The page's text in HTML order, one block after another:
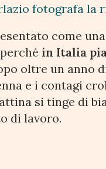
fotografa la
come
perchéin Italia
oltre un anno
e i contagi
si tinge di
di lavoro.